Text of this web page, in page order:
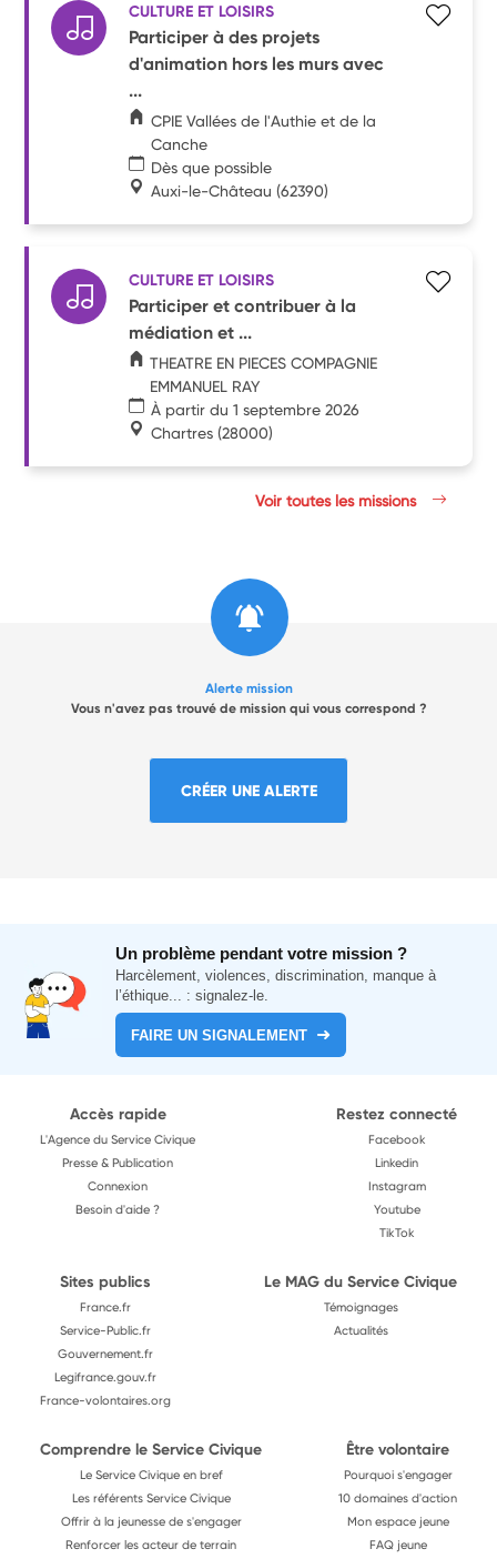
CULTURE ET LOISIRS
Participer à des projets
d'animation hors les murs avec
...
CPIE Vallées de l'Authie et de la
Canche
Dès que possible
Auxi-le-Château (62390)
CULTURE ET LOISIRS
Participer et contribuer à la
médiation et ...
THEATRE EN PIECES COMPAGNIE
EMMANUEL RAY
À partir du 1 septembre 2026
Chartres (28000)
Voir toutes les missions
Alerte mission
Vous n'avez pas trouvé de mission qui vous correspond ?
CRÉER UNE ALERTE
Un problème pendant votre mission ?
Harcèlement, violences, discrimination, manque à
l’éthique... : signalez-le.
FAIRE UN SIGNALEMENT
Accès rapide
L'Agence du Service Civique
Presse & Publication
Connexion
Besoin d'aide ?
Restez connecté
Facebook
Linkedin
Instagram
Youtube
TikTok
Sites publics
France.fr
Service-Public.fr
Gouvernement.fr
Legifrance.gouv.fr
France-volontaires.org
Le MAG du Service Civique
Témoignages
Actualités
Comprendre le Service Civique
Le Service Civique en bref
Les référents Service Civique
Offrir à la jeunesse de s'engager
Renforcer les acteur de terrain
Être volontaire
Pourquoi s'engager
10 domaines d'action
Mon espace jeune
FAQ jeune